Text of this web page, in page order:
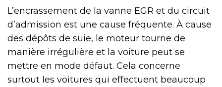
L’encrassement de la vanne EGR et du circuit
d’admission est une cause fréquente. À cause
des dépôts de suie, le moteur tourne de
manière irrégulière et la voiture peut se
mettre en mode défaut. Cela concerne
surtout les voitures qui effectuent beaucoup